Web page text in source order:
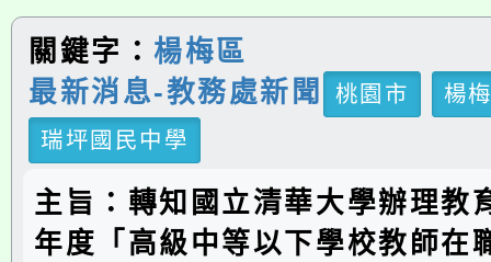
關鍵字： 楊梅區
最新消息-教務處新聞
桃園市
楊
瑞坪國民中學
主旨：轉知國立清華大學辦理教
年度「高級中等以下學校教師在